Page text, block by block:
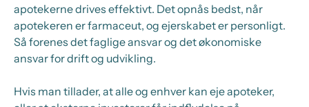
apotekerne drives effektivt. Det opnås bedst, når
apotekeren er farmaceut, og ejerskabet er personligt.
Så forenes det faglige ansvar og det økonomiske
ansvar for drift og udvikling.
Hvis man tillader, at alle og enhver kan eje apoteker,